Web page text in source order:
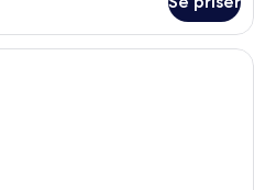
Luksusrom | Minibar, safe på